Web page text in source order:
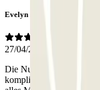
Evelyn
27/04/2025
Die Nutzung der App
kompliziert, aber